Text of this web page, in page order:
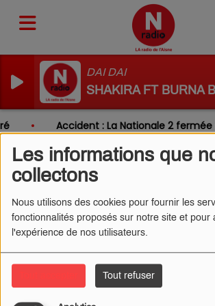
Les informations que
collectons
Nous utilisons des cookies pour fournir les
fonctionnalités proposés sur notre site et pour
l'expérience de nos utilisateurs.
Tout refuser
DAI DAI
SHAKIRA FT BURNA
Accident : La Nationale 2
LES PODCASTS